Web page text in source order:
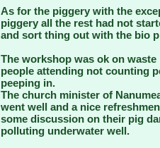
As for the piggery with the
piggery all the rest had not
and sort thing out with the bio
The workshop was ok on
people attending not counting
peeping in.
The church minister of
went well and a nice
some discussion on their pig
polluting underwater well.